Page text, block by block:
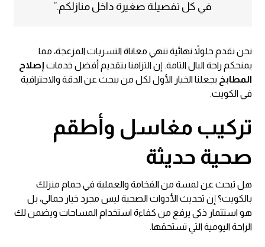
في كل تفصيلة صغيرة داخل منازلكم.”
نحن نقدم حلولاً نهائية تنهي معاناة التسربات المزعجة، مما
يمنحكم راحة البال التامة. إن التزامنا بتقديم أفضل خدمات إصلاح
المطابخ يجعلنا الخيار الأول لكل من يبحث عن الدقة والاحترافية
في الكويت.
تركيب مغاسل وأطقم
صحية حديثة
هل تبحث عن لمسة من الفخامة والعملية في حمام منزلك
بالكويت؟ إن تحديث الأدوات الصحية ليس مجرد خيار جمالي، بل
هو استثمار ذكي يرفع من كفاءة استخدام المساحات ويضمن لك
الراحة اليومية التي تستحقها.